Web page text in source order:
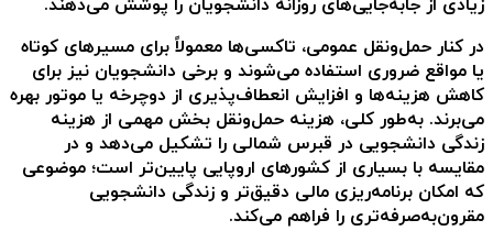
زیادی از جابه‌جایی‌های روزانه دانشجویان را پوشش می‌دهند.
در کنار حمل‌ونقل عمومی، تاکسی‌ها معمولاً برای مسیرهای کوتاه
یا مواقع ضروری استفاده می‌شوند و برخی دانشجویان نیز برای
کاهش هزینه‌ها و افزایش انعطاف‌پذیری از دوچرخه یا موتور بهره
می‌برند. به‌طور کلی، هزینه حمل‌ونقل بخش مهمی از هزینه
زندگی دانشجویی در قبرس شمالی را تشکیل می‌دهد و در
مقایسه با بسیاری از کشورهای اروپایی پایین‌تر است؛ موضوعی
که امکان برنامه‌ریزی مالی دقیق‌تر و زندگی دانشجویی
مقرون‌به‌صرفه‌تری را فراهم می‌کند.